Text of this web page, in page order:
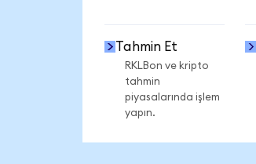
Tahmin Et
RKLBon ve kripto
tahmin
piyasalarında işlem
yapın.